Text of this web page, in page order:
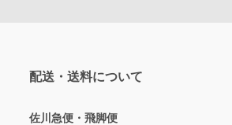
配送・送料について
佐川急便・飛脚便